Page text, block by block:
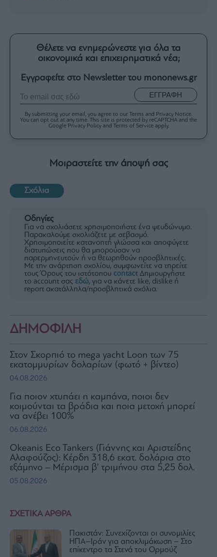
ΣΧΕΤΙΚΑ ΑΡΘΡΑ
Πακιστάν: Συνεχίζονται οι συνομιλίες
ΗΠΑ–Ιράν για αποκλιμάκωση – Στο
επίκεντρο τα Στενά του Ορμούζ
Θέλετε να ενημερώνεστε για όλα τα
οικονομικά και επιχειρηματικά νέα;
Εγγραφείτε στο Newsletter του mononews.gr
ΕΓΓΡΑΦΗ
By submitting your email, you agree to our Terms and Privacy Notice.
You can opt out at any time. This site is protected by reCAPTCHA and the
Google Privacy Policy and Terms of Service apply.
Μοιραστείτε την άποψή σας
Σχόλια
Οδηγίες
Για να σχολιάσετε χρησιμοποιήστε ένα ψευδώνυμο.
Παρακαλούμε σχολιάζετε με σεβασμό.
Χρησιμοποιείτε κατανοητή γλώσσα και αποφύγετε
διατυπώσεις που θα μπορούσαν να
παρερμηνευτούν ή να θεωρηθούν προσβλητικές.
Με την ανάρτηση σχολίου, συμφωνείτε να τηρείτε
τους Όρους του ιστότοπου contactΔημιουργήστε
το account σας εδώ, για να κάνετε like, dislike ή
report ακατάλληλα/προσβλητικά σχόλια.
ΔΗΜΟΦΙΛΗ
Στον Σκορπιό το mega yacht Loon των 75
εκατομμυρίων δολαρίων (φωτό + βίντεο)
04.08.2026
Για ποιον χτυπάει η καμπάνα, ποιοι δεν
κοιμούνται τα βράδια και ποια μετοχή μπορεί
να ανέβει 100%
06.08.2026
Okeanis Eco Tankers (Γιάννης και Αριστείδης
Αλαφούζος): Κέρδη 318,6 εκατ. δολάρια στο
εξάμηνο – Μέρισμα β’ τριμήνου στα 5,25 δολ.
05.08.2026